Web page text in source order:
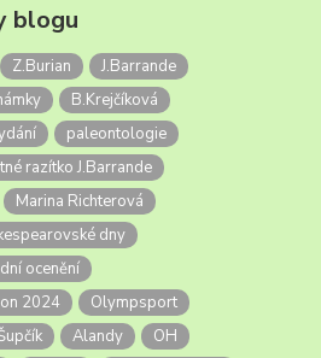
blogu
Z.Burian
J.Barrande
B.Krejčíková
paleontologie
razítko J.Barrande
Marina Richterová
dny
ocenění
2024
Olympsport
Alandy
OH